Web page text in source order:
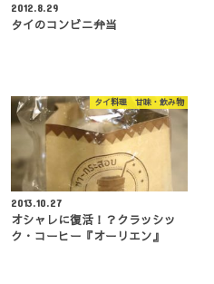
2012.8.29
タイのコンビニ弁当
タイ料理 甘味・飲み物
2013.10.27
オシャレに復活！？クラッシッ
ク・コーヒー『オーリエン』